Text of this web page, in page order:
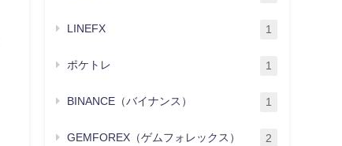
LINEFX 1
ポケトレ 1
BINANCE（バイナンス） 1
GEMFOREX（ゲムフォレックス） 2